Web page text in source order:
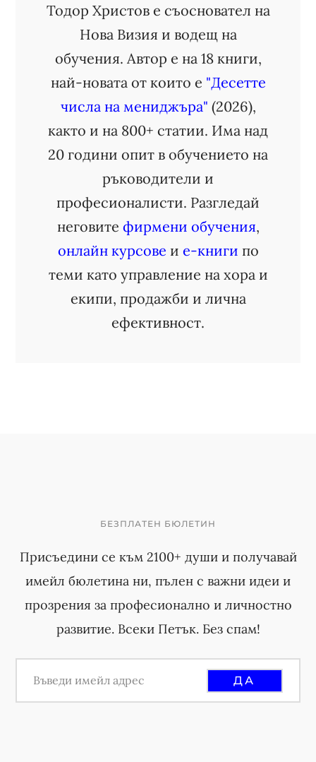
Тодор Христов е съосновател на
Нова Визия и водещ на
обучения. Автор е на 18 книги,
най-новата от които е "Десетте
числа на мениджъра" (2026),
както и на 800+ статии. Има над
20 години опит в обучението на
ръководители и
професионалисти. Разгледай
неговите фирмени обучения,
онлайн курсове и е-книги по
теми като управление на хора и
екипи, продажби и лична
ефективност.
БЕЗПЛАТЕН БЮЛЕТИН
Присъедини се към 2100+ души и получавай
имейл бюлетина ни, пълен с важни идеи и
прозрения за професионално и личностно
развитие. Всеки Петък. Без спам!